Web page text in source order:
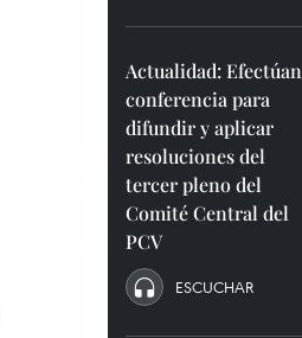
Actualidad: Efectúan
conferencia para
difundir y aplicar
resoluciones del
tercer pleno del
Comité Central del
PCV
ESCUCHAR